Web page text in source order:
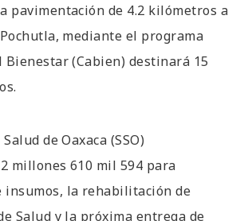
pavimentación de 4.2 kilómetros a
mediante el programa
Bienestar (Cabien) destinará 15
de Oaxaca (SSO)
millones 610 mil 594 para
insumos, la rehabilitación de
Salud y la próxima entrega de